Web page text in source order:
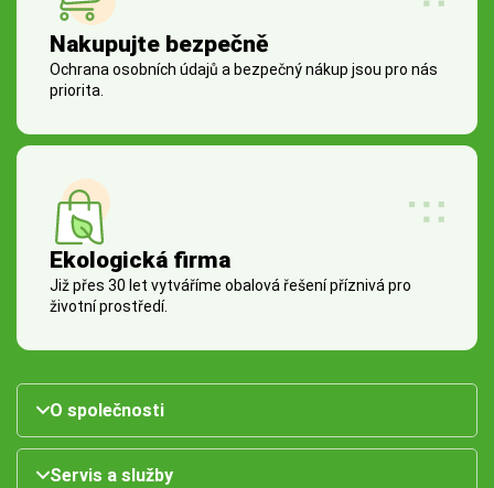
Nakupujte bezpečně
Ochrana osobních údajů a bezpečný nákup jsou pro nás
priorita.
Ekologická firma
Již přes 30 let vytváříme obalová řešení příznivá pro
životní prostředí.
O společnosti
Servis a služby